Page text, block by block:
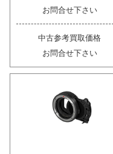
お問合せ下さい
中古参考買取価格
お問合せ下さい